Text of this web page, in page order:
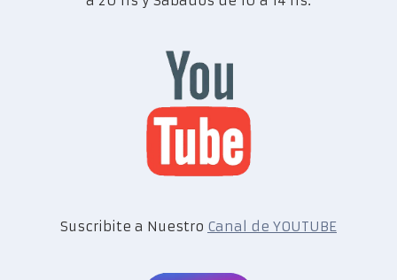
Suscribite a Nuestro Canal de YOUTUBE